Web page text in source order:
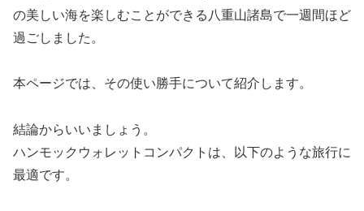
の美しい海を楽しむことができる八重山諸島で一週間ほど
過ごしました。
本ページでは、その使い勝手について紹介します。
結論からいいましょう。
ハンモックウォレットコンパクトは、以下のような旅行に
最適です。